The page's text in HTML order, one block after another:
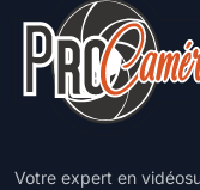
Votre expert en